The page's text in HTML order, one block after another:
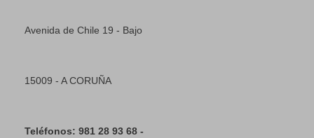
Avenida de Chile 19 - Bajo
15009 - A CORUÑA
Teléfonos: 981 28 93 68 -